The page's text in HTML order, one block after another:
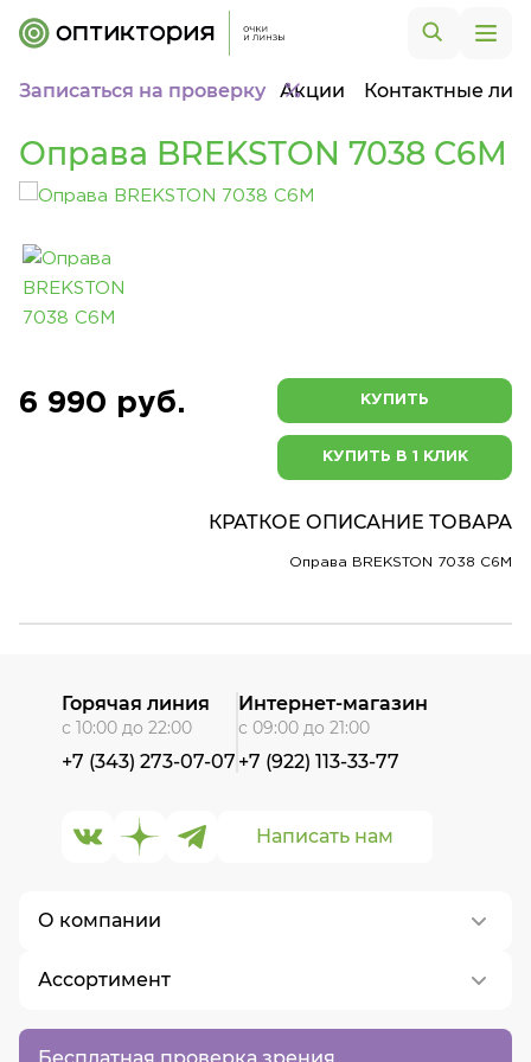
Записаться на проверку Акции Контактные
Оправа BREKSTON 7038 C6M
6 990 руб. КУПИТЬ
КУПИТЬ В 1 КЛИК
КРАТКОЕ ОПИСАНИЕ ТОВАРА
Оправа BREKSTON 7038 C6M
Бесплатная проверка зрения
О компании
О нас
Контакты
Ассортимент
Написать нам
Горячая линия
с 10:00 до 22:00
+7 (343) 273-07-07
Интернет-магазин
с 09:00 до 21:00
+7 (922) 113-33-77